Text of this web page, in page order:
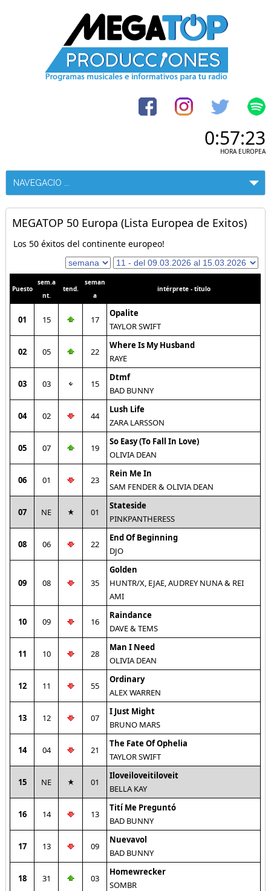
0:57:23
HORA EUROPEA
MEGATOP 50 Europa (Lista Europea de Exitos)
Los 50 éxitos del continente europeo!
Puesto
sem.a
nt.
tend.
seman
a
intérprete - título
01 15 17
Opalite
TAYLOR SWIFT
02 05 22
Where Is My Husband
RAYE
03 03 15
Dtmf
BAD BUNNY
04 02 44
Lush Life
ZARA LARSSON
05 07 19
So Easy (To Fall In Love)
OLIVIA DEAN
06 01 23
Rein Me In
SAM FENDER & OLIVIA DEAN
07 NE 01
Stateside
PINKPANTHERESS
08 06 22
End Of Beginning
DJO
09 08 35
Golden
HUNTR/X, EJAE, AUDREY NUNA & REI
AMI
10 09 16
Raindance
DAVE & TEMS
11 10 28
Man I Need
OLIVIA DEAN
12 11 55
Ordinary
ALEX WARREN
13 12 07
I Just Might
BRUNO MARS
14 04 21
The Fate Of Ophelia
TAYLOR SWIFT
15 NE 01
Iloveiloveitiloveit
BELLA KAY
16 14 13
Tití Me Preguntó
BAD BUNNY
17 13 09
Nuevavol
BAD BUNNY
18 31 03
Homewrecker
SOMBR